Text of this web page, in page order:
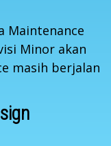
Maintenance
Minor akan
masih berjalan